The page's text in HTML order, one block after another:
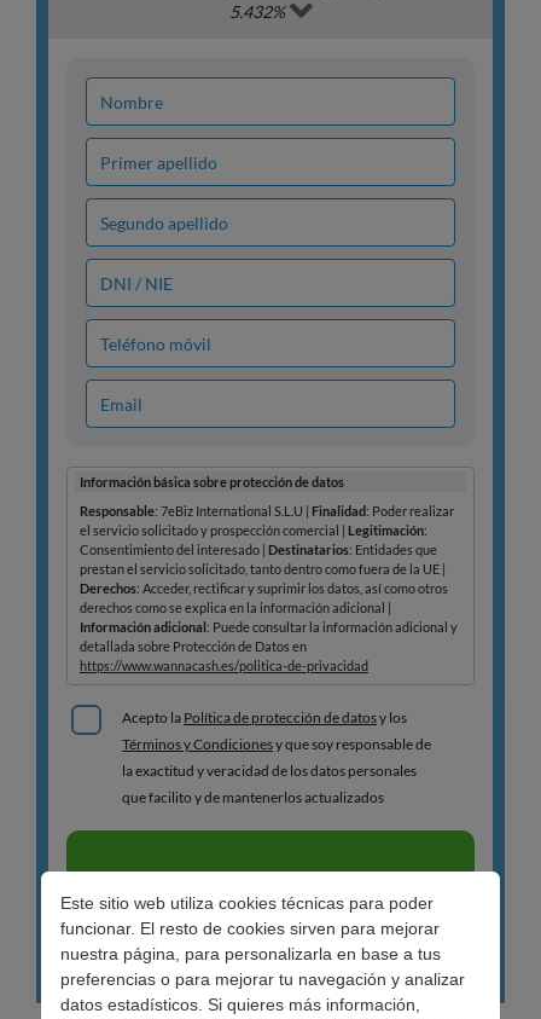
Este sitio web utiliza cookies técnicas para poder
funcionar. El resto de cookies sirven para mejorar
nuestra página, para personalizarla en base a tus
preferencias o para mejorar tu navegación y analizar
datos estadísticos. Si quieres más información,